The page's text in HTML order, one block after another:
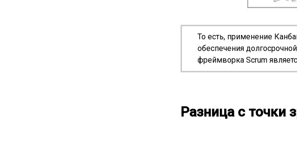
То есть, применение
обеспечения
фреймворка Scrum
Разница с точки